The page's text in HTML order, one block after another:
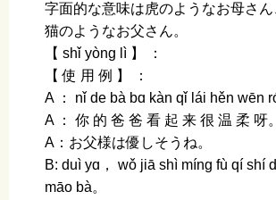
字面的な意味は虎のようなお母さん
猫のようなお父さん。
【 shǐ yònɡ lì 】 ：
【 使 用 例 】 ：
A ： nǐ de bà bɑ kàn qǐ lái hěn wēn
A ： 你 的 爸 爸 看 起 来 很 温 柔 呀。
A：お父様は優しそうね。
B: duì yɑ， wǒ jiā shì mínɡ fù qí shí
māo bà。